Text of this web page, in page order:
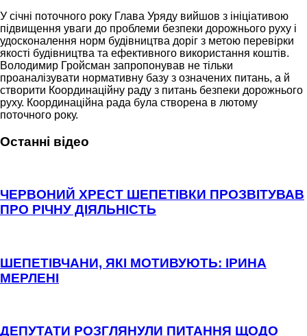
У січні поточного року Глава Уряду вийшов з ініціативою
підвищення уваги до проблеми безпеки дорожнього руху і
удосконалення норм будівництва доріг з метою перевірки
якості будівництва та ефективного використання коштів.
Володимир Гройсман запропонував не тільки
проаналізувати нормативну базу з означених питань, а й
створити Координаційну раду з питань безпеки дорожнього
руху. Координаційна рада була створена в лютому
поточного року.
Останні відео
ЧЕРВОНИЙ ХРЕСТ ШЕПЕТІВКИ ПРОЗВІТУВАВ
ПРО РІЧНУ ДІЯЛЬНІСТЬ
ШЕПЕТІВЧАНИ, ЯКІ МОТИВУЮТЬ: ІРИНА
МЕРЛЕНІ
ДЕПУТАТИ РОЗГЛЯНУЛИ ПИТАННЯ ЩОДО